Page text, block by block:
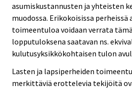
asumiskustannusten ja yhteisten
muodossa. Erikokoisissa perheissä
toimeentuloa voidaan verrata
lopputuloksena saatavan ns.
kulutusyksikkökohtaisen tulon
Lasten ja lapsiperheiden
merkittäviä erottelevia tekijöitä